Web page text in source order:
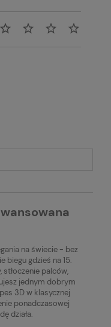
na świecie - bez
biegu gdzieś na 15.
stłoczenie palców,
jednym dobrym
3D w klasycznej
ponadczasowej
działa.